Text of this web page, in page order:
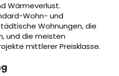
Wärmeverlust.
Wohn- und
Wohnungen, die
und die meisten
mittlerer Preisklasse.